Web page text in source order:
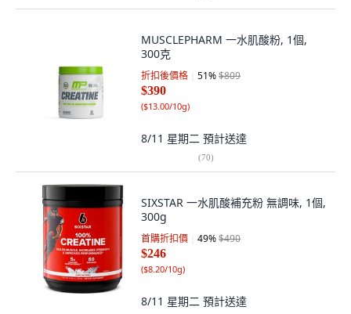
MUSCLEPHARM 一水肌酸粉, 1個,
300克
折扣後價格 51%$809
$390
($13.00/10g)
8/11 星期二 預計送達
(70)
SIXSTAR 一水肌酸補充粉 無調味, 1個,
300g
首購折扣價 49%$490
$246
($8.20/10g)
8/11 星期二 預計送達